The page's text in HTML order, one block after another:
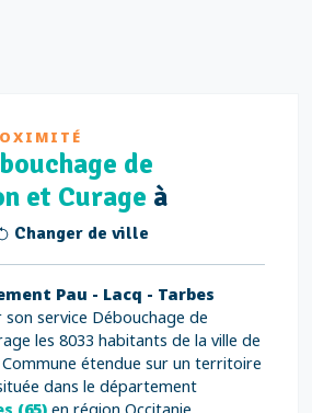
de
et Curage à
Changer de ville
Pau - Lacq - Tarbes
service Débouchage de
les 8033 habitants de la ville de
Commune étendue sur un territoire
dans le département